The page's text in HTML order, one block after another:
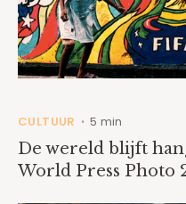
CULTUUR • 5 min
De wereld blijft
World Press Photo